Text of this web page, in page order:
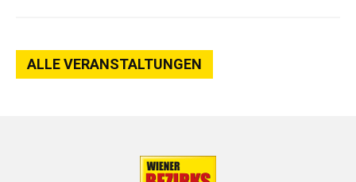
ALLE VERANSTALTUNGEN